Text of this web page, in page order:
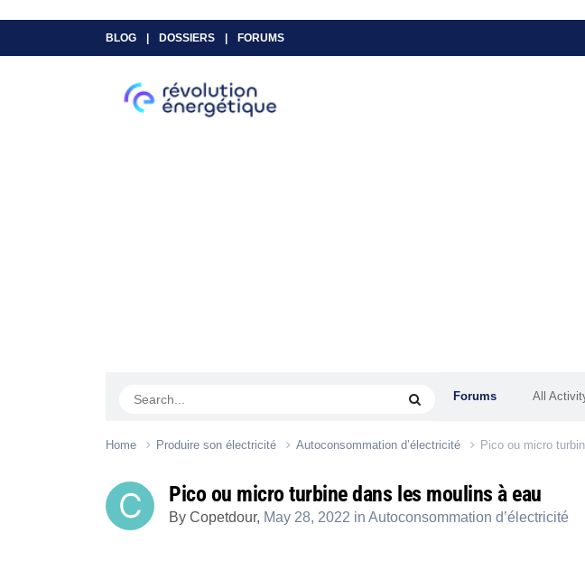
BLOG DOSSIERS FORUMS
Forums All
Home Produire son électricité Autoconsommation d’électricité Pico ou micro
Pico ou micro turbine dans les moulins à eau
By Copetdour, May 28, 2022 in Autoconsommation d’électricité